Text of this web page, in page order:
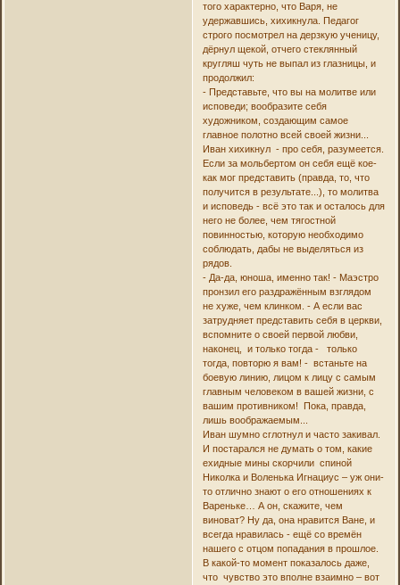
того характерно, что Варя, не
удержавшись, хихикнула. Педагог
строго посмотрел на дерзкую ученицу,
дёрнул щекой, отчего стеклянный
кругляш чуть не выпал из глазницы, и
продолжил:
- Представьте, что вы на молитве или
исповеди; вообразите себя
художником, создающим самое
главное полотно всей своей жизни...
Иван хихикнул - про себя, разумеется.
Если за мольбертом он себя ещё кое-
как мог представить (правда, то, что
получится в результате...), то молитва
и исповедь - всё это так и осталось для
него не более, чем тягостной
повинностью, которую необходимо
соблюдать, дабы не выделяться из
рядов.
- Да-да, юноша, именно так! - Маэстро
пронзил его раздражённым взглядом
не хуже, чем клинком. - А если вас
затрудняет представить себя в церкви,
вспомните о своей первой любви,
наконец, и только тогда - только
тогда, повторю я вам! - встаньте на
боевую линию, лицом к лицу с самым
главным человеком в вашей жизни, с
вашим противником! Пока, правда,
лишь воображаемым...
Иван шумно сглотнул и часто закивал.
И постарался не думать о том, какие
ехидные мины скорчили спиной
Николка и Воленька Игнациус – уж они-
то отлично знают о его отношениях к
Вареньке… А он, скажите, чем
виноват? Ну да, она нравится Ване, и
всегда нравилась - ещё со времён
нашего с отцом попадания в прошлое.
В какой-то момент показалось даже,
что чувство это вполне взаимно – вот